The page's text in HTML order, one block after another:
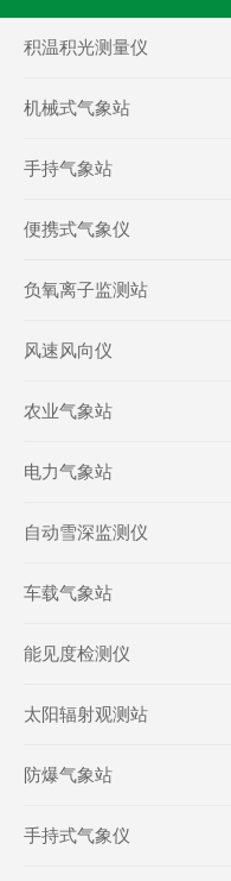
积温积光测量仪
机械式气象站
手持气象站
便携式气象仪
负氧离子监测站
风速风向仪
农业气象站
电力气象站
自动雪深监测仪
车载气象站
能见度检测仪
太阳辐射观测站
防爆气象站
手持式气象仪